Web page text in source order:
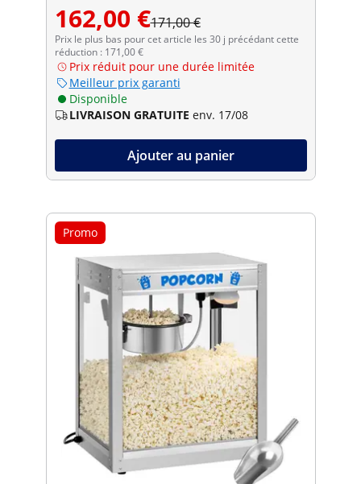
162,00 €171,00 €
Prix le plus bas pour cet article les 30 j précédant cette
réduction : 171,00 €
Prix réduit pour une durée limitée
Meilleur prix garanti
Disponible
LIVRAISON GRATUITE env. 17/08
Ajouter au panier
Promo